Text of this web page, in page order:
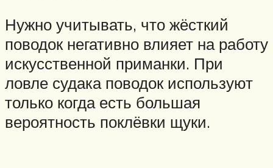
Нужно учитывать, что жёсткий
поводок негативно влияет на работу
искусственной приманки. При
ловле судака поводок используют
только когда есть большая
вероятность поклёвки щуки.